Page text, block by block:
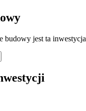
budowy jest ta inwestycja